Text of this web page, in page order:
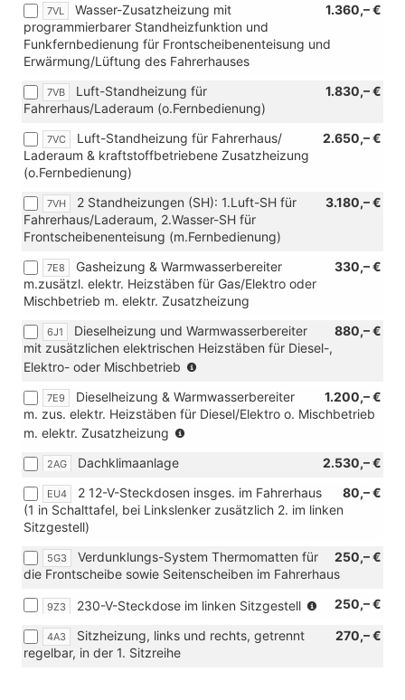
7VL 1.360,– €
Wasser-Zusatzheizung mit
programmierbarer Standheizfunktion und
Funkfernbedienung für Frontscheibenenteisung und
Erwärmung/Lüftung des Fahrerhauses
7VB 1.830,– €
Luft-Standheizung für
Fahrerhaus/Laderaum (o.Fernbedienung)
7VC 2.650,– €
Luft-Standheizung für Fahrerhaus/
Laderaum & kraftstoffbetriebene Zusatzheizung
(o.Fernbedienung)
7VH 3.180,– €
2 Standheizungen (SH): 1.Luft-SH für
Fahrerhaus/Laderaum, 2.Wasser-SH für
Frontscheibenenteisung (m.Fernbedienung)
7E8 330,– €
Gasheizung & Warmwasserbereiter
m.zusätzl. elektr. Heizstäben für Gas/Elektro oder
Mischbetrieb m. elektr. Zusatzheizung
6J1 880,– €
Dieselheizung und Warmwasserbereiter
mit zusätzlichen elektrischen Heizstäben für Diesel-,
Elektro- oder Mischbetrieb
Verbindung
mit
oder
[7VB]
Luft-
für
Fahrerhaus/Laderaum
[7VC]
Standheizung
7E9 1.200,– €
Dieselheizung & Warmwasserbereiter
m. zus. elektr. Heizstäben für Diesel/Elektro o. Mischbetrieb
m. elektr. Zusatzheizung
[7VB]
Luft-
für
Fahrerhaus/Laderaum)
2AG 2.530,– €
Dachklimaanlage
EU4 80,– €
2 12-V-Steckdosen insges. im Fahrerhaus
(1 in Schalttafel, bei Linkslenker zusätzlich 2. im linken
Sitzgestell)
5G3 250,– €
Verdunklungs-System Thermomatten für
die Frontscheibe sowie Seitenscheiben im Fahrerhaus
9Z3 250,– €
230-V-Steckdose im linken Sitzgestell
(nur
Verbindung
4A3 270,– €
Sitzheizung, links und rechts, getrennt
regelbar, in der 1. Sitzreihe